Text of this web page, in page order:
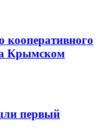
кооперативного
Крымском
первый